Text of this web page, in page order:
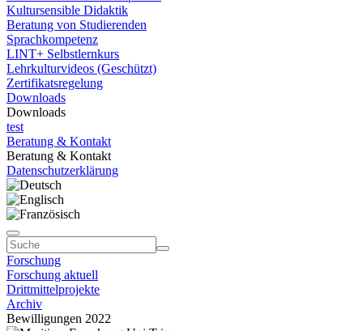
Kultursensible Didaktik
Beratung von Studierenden
Sprachkompetenz
LINT+ Selbstlernkurs
Lehrkulturvideos (Geschützt)
Zertifikatsregelung
Downloads
Downloads
test
Beratung & Kontakt
Beratung & Kontakt
Datenschutzerklärung
Forschung
Forschung aktuell
Drittmittelprojekte
Archiv
Bewilligungen 2022